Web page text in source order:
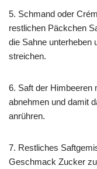
5. Schmand oder
restlichen Päckchen
die Sahne unterheben
streichen.
6. Saft der Himbeeren
abnehmen und damit
anrühren.
7. Restliches
Geschmack Zucker